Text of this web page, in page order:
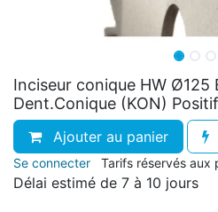
Inciseur conique HW
Dent.Conique (KON)
Ajouter au panier
Se connecter Tarifs réservés aux
Délai estimé de 7 à 10 jours